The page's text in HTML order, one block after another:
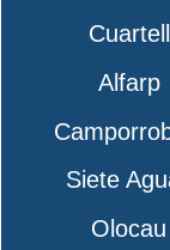
Cuartell
Alfarp
Siete
Olocau